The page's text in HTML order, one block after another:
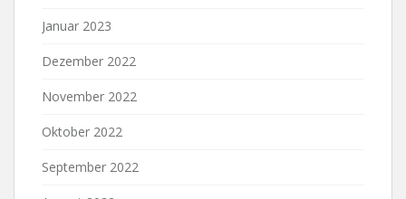
Januar 2023
Dezember 2022
November 2022
Oktober 2022
September 2022